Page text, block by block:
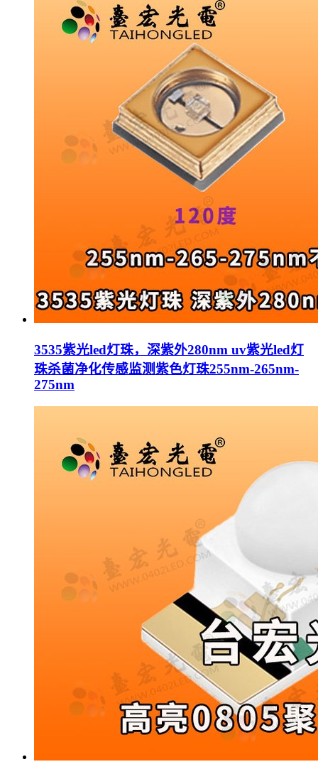
3535紫光led灯珠，深紫外280nm uv紫光led灯
珠杀菌净化传感监测紫色灯珠255nm-265nm-
275nm